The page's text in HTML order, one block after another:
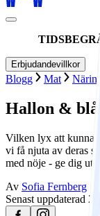
Erbjudandevillkor
Blogg Mat
Hallon &
Vilken lyx att kunna
vi få njuta av deras
med nöje - ge dig ut
Av Sofia Fernberg
Senast uppdaterad